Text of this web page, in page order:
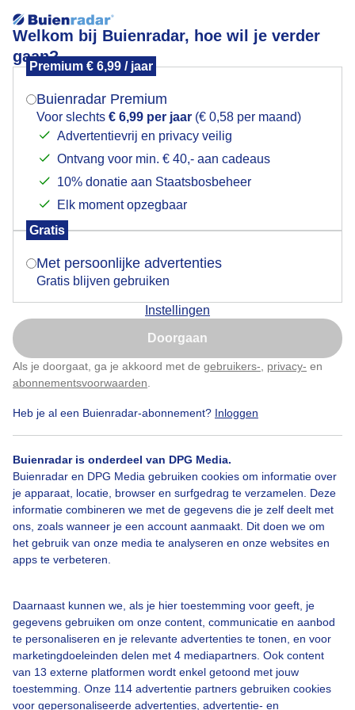
Welkom bij Buienradar, hoe wil je verder
gaan?
Premium € 6,99 / jaar
Buienradar Premium
Voor slechts € 6,99 per jaar (€ 0,58 per maand)
Advertentievrij en privacy veilig
Ontvang voor min. € 40,- aan cadeaus
10% donatie aan Staatsbosbeheer
Elk moment opzegbaar
Gratis
Met persoonlijke advertenties
Gratis blijven gebruiken
Instellingen
Doorgaan
Als je doorgaat, ga je akkoord met de gebruikers- privacy- en
abonnementsvoorwaarden
Heb je al een Buienradar-abonnement? Inloggen
Buienradar is onderdeel van DPG Media.
Buienradar en DPG Media gebruiken cookies om informatie over
je apparaat, locatie, browser en surfgedrag te verzamelen. Deze
informatie combineren we met de gegevens die je zelf deelt met
ons, zoals wanneer je een account aanmaakt. Dit doen we om
het gebruik van onze media te analyseren en onze websites en
apps te verbeteren.
Daarnaast kunnen we, als je hier toestemming voor geeft, je
gegevens gebruiken om onze content, communicatie en aanbod
te personaliseren en je relevante advertenties te tonen, en voor
marketingdoeleinden delen met 4 mediapartners. Ook content
van 13 externe platformen wordt enkel getoond met jouw
toestemming. Onze 114 advertentie partners gebruiken cookies
voor gepersonaliseerde advertenties, advertentie- en
terrassen
Een moment geduld aub...
Populaire categorieën
Lente
Zomer
Over Buienradar
Bedrijfsgegevens
Veelgestelde vragen
Contact
Toegankelijkheid
Buienradar Team
Privacy beleid
Cookie beleid
Privacy instellingen
Mogen we je locatie gebruiken voor het
Indien je hier nog geen akkoord op hebt gegeven,
verschijnt er zo een pop-up uit je browser waarin
Is goed, toon de popup
Nu niet, misschien later
Klik hierom dit aan te passen